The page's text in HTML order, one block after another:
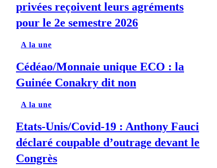
privées reçoivent leurs agréments
pour le 2e semestre 2026
A la une
Cédéao/Monnaie unique ECO : la
Guinée Conakry dit non
A la une
Etats-Unis/Covid-19 : Anthony Fauci
déclaré coupable d’outrage devant le
Congrès